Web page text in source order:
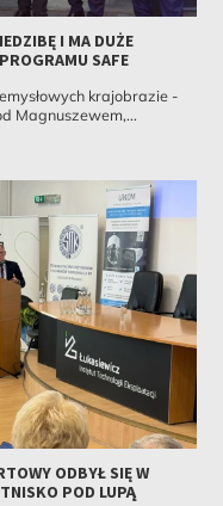
I MA DUŻE
SAFE
krajobrazie -
Magnuszewem,...
ODBYŁ SIĘ W
POD LUPĄ